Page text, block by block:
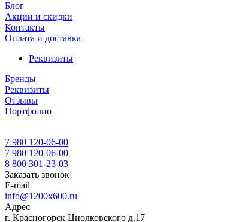
Блог
Акции и скидки
Контакты
Оплата и доставка
Реквизиты
Бренды
Реквизиты
Отзывы
Портфолио
7 980 120-06-00
7 980 120-06-00
8 800 301-23-03
Заказать звонок
E-mail
info@1200x600.ru
Адрес
г. Красногорск Циолковского д.17